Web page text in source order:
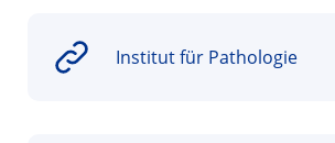
Institut für Pathologie